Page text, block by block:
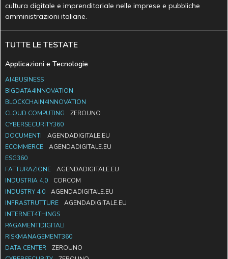
cultura digitale e imprenditoriale nelle imprese e pubbliche
amministrazioni italiane.
TUTTE LE TESTATE
Applicazioni e Tecnologie
AI4BUSINESS
BIGDATA4INNOVATION
BLOCKCHAIN4INNOVATION
CLOUD COMPUTING
ZEROUNO
CYBERSECURITY360
DOCUMENTI
AGENDADIGITALE.EU
ECOMMERCE
AGENDADIGITALE.EU
ESG360
FATTURAZIONE
AGENDADIGITALE.EU
INDUSTRIA 4.0
CORCOM
INDUSTRY 4.0
AGENDADIGITALE.EU
INFRASTRUTTURE
AGENDADIGITALE.EU
INTERNET4THINGS
PAGAMENTIDIGITALI
RISKMANAGEMENT360
DATA CENTER
ZEROUNO